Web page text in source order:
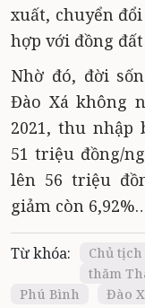
xuất, chuyển
hợp với đồng
Nhờ đó, đời
Đào Xá không
2021, thu nhập
51 triệu đồng/
lên 56 triệu
giảm còn
Từ khóa: Chủ
thăm
Phú Bình
Đào